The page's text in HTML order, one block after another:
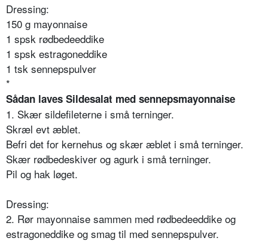
Dressing:
150 g mayonnaise
1 spsk rødbedeeddike
1 spsk estragoneddike
1 tsk sennepspulver
*
Sådan laves Sildesalat med sennepsmayonnaise
1. Skær sildefileterne i små terninger.
Skræl evt æblet.
Befri det for kernehus og skær æblet i små terninger.
Skær rødbedeskiver og agurk i små terninger.
Pil og hak løget.
Dressing:
2. Rør mayonnaise sammen med rødbedeeddike og
estragoneddike og smag til med sennepspulver.